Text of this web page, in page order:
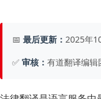
📅 最后更新： 2025年
✅ 审核： 有道翻译编辑